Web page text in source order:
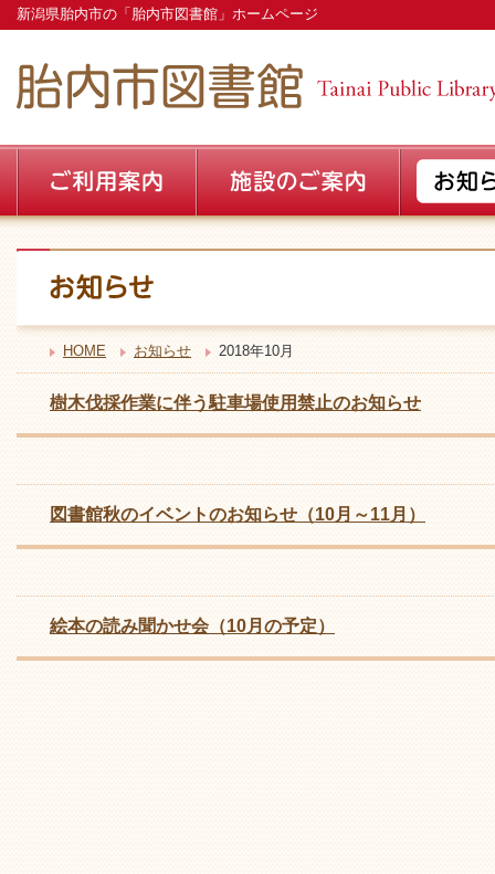
新潟県胎内市の「胎内市図書館」ホームページ
HOME お知らせ 2018年10月
樹木伐採作業に伴う駐車場使用禁止のお知らせ
図書館秋のイベントのお知らせ（10月～11月）
絵本の読み聞かせ会（10月の予定）